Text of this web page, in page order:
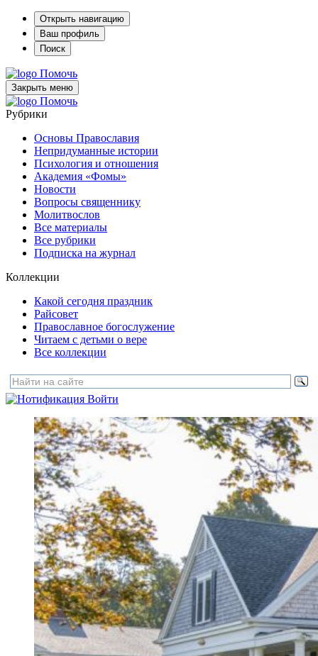
Открыть навигацию
Ваш профиль
Поиск
Помочь
Закрыть меню
Помочь
Рубрики
Основы Православия
Непридуманные истории
Психология и отношения
Академия «Фомы»
Новости
Вопросы священнику
Молитвослов
Все материалы
Все рубрики
Подписка на журнал
Коллекции
Какой сегодня праздник
Райсовет
Православное богослужение
Читаем с детьми о вере
Все коллекции
Войти